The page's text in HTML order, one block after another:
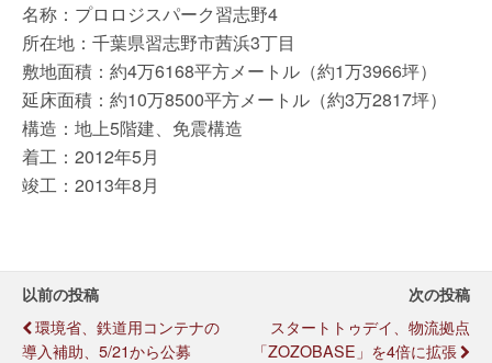
名称：プロロジスパーク習志野4
所在地：千葉県習志野市茜浜3丁目
敷地面積：約4万6168平方メートル（約1万3966坪）
延床面積：約10万8500平方メートル（約3万2817坪）
構造：地上5階建、免震構造
着工：2012年5月
竣工：2013年8月
以前の投稿
環境省、鉄道用コンテナの
導入補助、5/21から公募
次の投稿
スタートトゥデイ、物流拠点
「ZOZOBASE」を4倍に拡張